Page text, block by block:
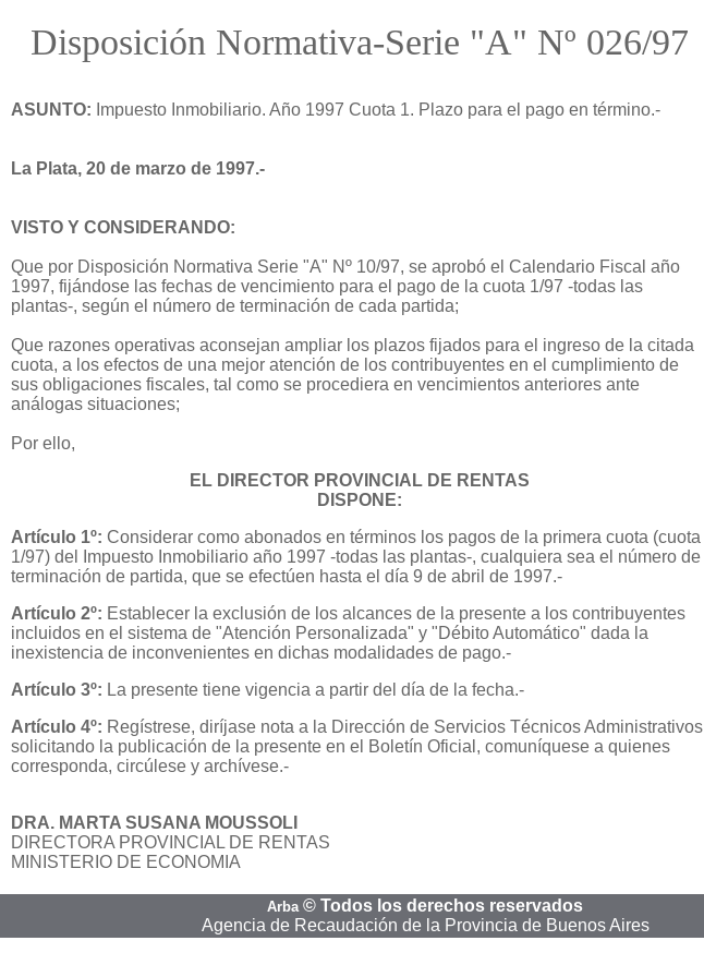
Disposición Normativa-Serie "A" Nº 026/97
ASUNTO: Impuesto Inmobiliario. Año 1997 Cuota 1. Plazo para el pago en término.-
La Plata, 20 de marzo de 1997.-
VISTO Y CONSIDERANDO:
Que por Disposición Normativa Serie "A" Nº 10/97, se aprobó el Calendario Fiscal año
1997, fijándose las fechas de vencimiento para el pago de la cuota 1/97 -todas las
plantas-, según el número de terminación de cada partida;
Que razones operativas aconsejan ampliar los plazos fijados para el ingreso de la citada
cuota, a los efectos de una mejor atención de los contribuyentes en el cumplimiento de
sus obligaciones fiscales, tal como se procediera en vencimientos anteriores ante
análogas situaciones;
Por ello,
EL DIRECTOR PROVINCIAL DE RENTAS
DISPONE:
Artículo 1º: Considerar como abonados en términos los pagos de la primera cuota (cuota
1/97) del Impuesto Inmobiliario año 1997 -todas las plantas-, cualquiera sea el número de
terminación de partida, que se efectúen hasta el día 9 de abril de 1997.-
Artículo 2º: Establecer la exclusión de los alcances de la presente a los contribuyentes
incluidos en el sistema de "Atención Personalizada" y "Débito Automático" dada la
inexistencia de inconvenientes en dichas modalidades de pago.-
Artículo 3º: La presente tiene vigencia a partir del día de la fecha.-
Artículo 4º: Regístrese, diríjase nota a la Dirección de Servicios Técnicos Administrativos
solicitando la publicación de la presente en el Boletín Oficial, comuníquese a quienes
corresponda, circúlese y archívese.-
DRA. MARTA SUSANA MOUSSOLI
DIRECTORA PROVINCIAL DE RENTAS
MINISTERIO DE ECONOMIA
Arba © Todos los derechos reservados
Agencia de Recaudación de la Provincia de Buenos Aires